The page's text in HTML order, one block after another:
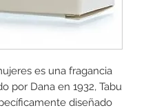
es una fragancia
por Dana en 1932, Tabu
diseñado